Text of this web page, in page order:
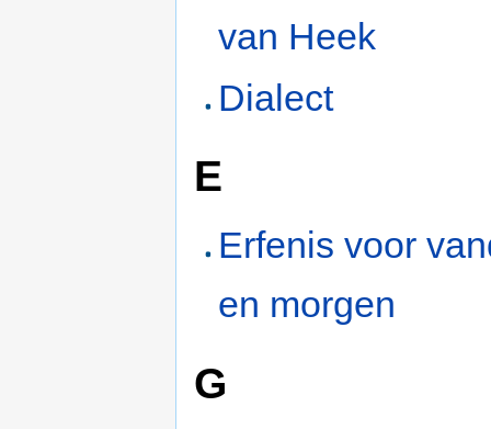
van Heek
Dialect
E
Erfenis voor
en morgen
G